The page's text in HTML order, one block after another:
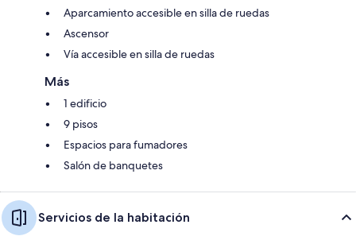
Aparcamiento accesible en silla de ruedas
Ascensor
Vía accesible en silla de ruedas
Más
1 edificio
9 pisos
Espacios para fumadores
Salón de banquetes
Servicios de la habitación